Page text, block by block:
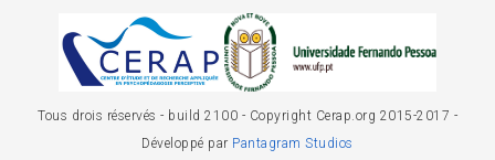
Tous drois réservés - build 2100 - Copyright Cerap.org 2015-2017 -
Développé par Pantagram Studios